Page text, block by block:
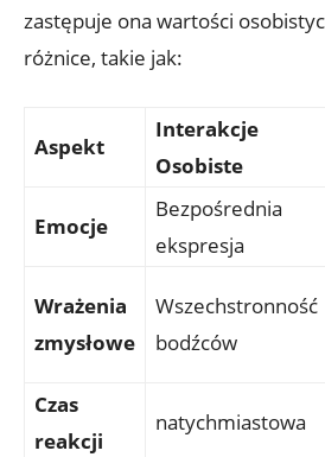
zastępuje ona wartości
różnice, takie jak:
Aspekt
Interakcje
Osobiste
Emocje
Bezpośrednia
ekspresja
Wrażenia
‌zmysłowe
Wszechstronność
⁣bodźców
Czas
reakcji
natychmiastowa